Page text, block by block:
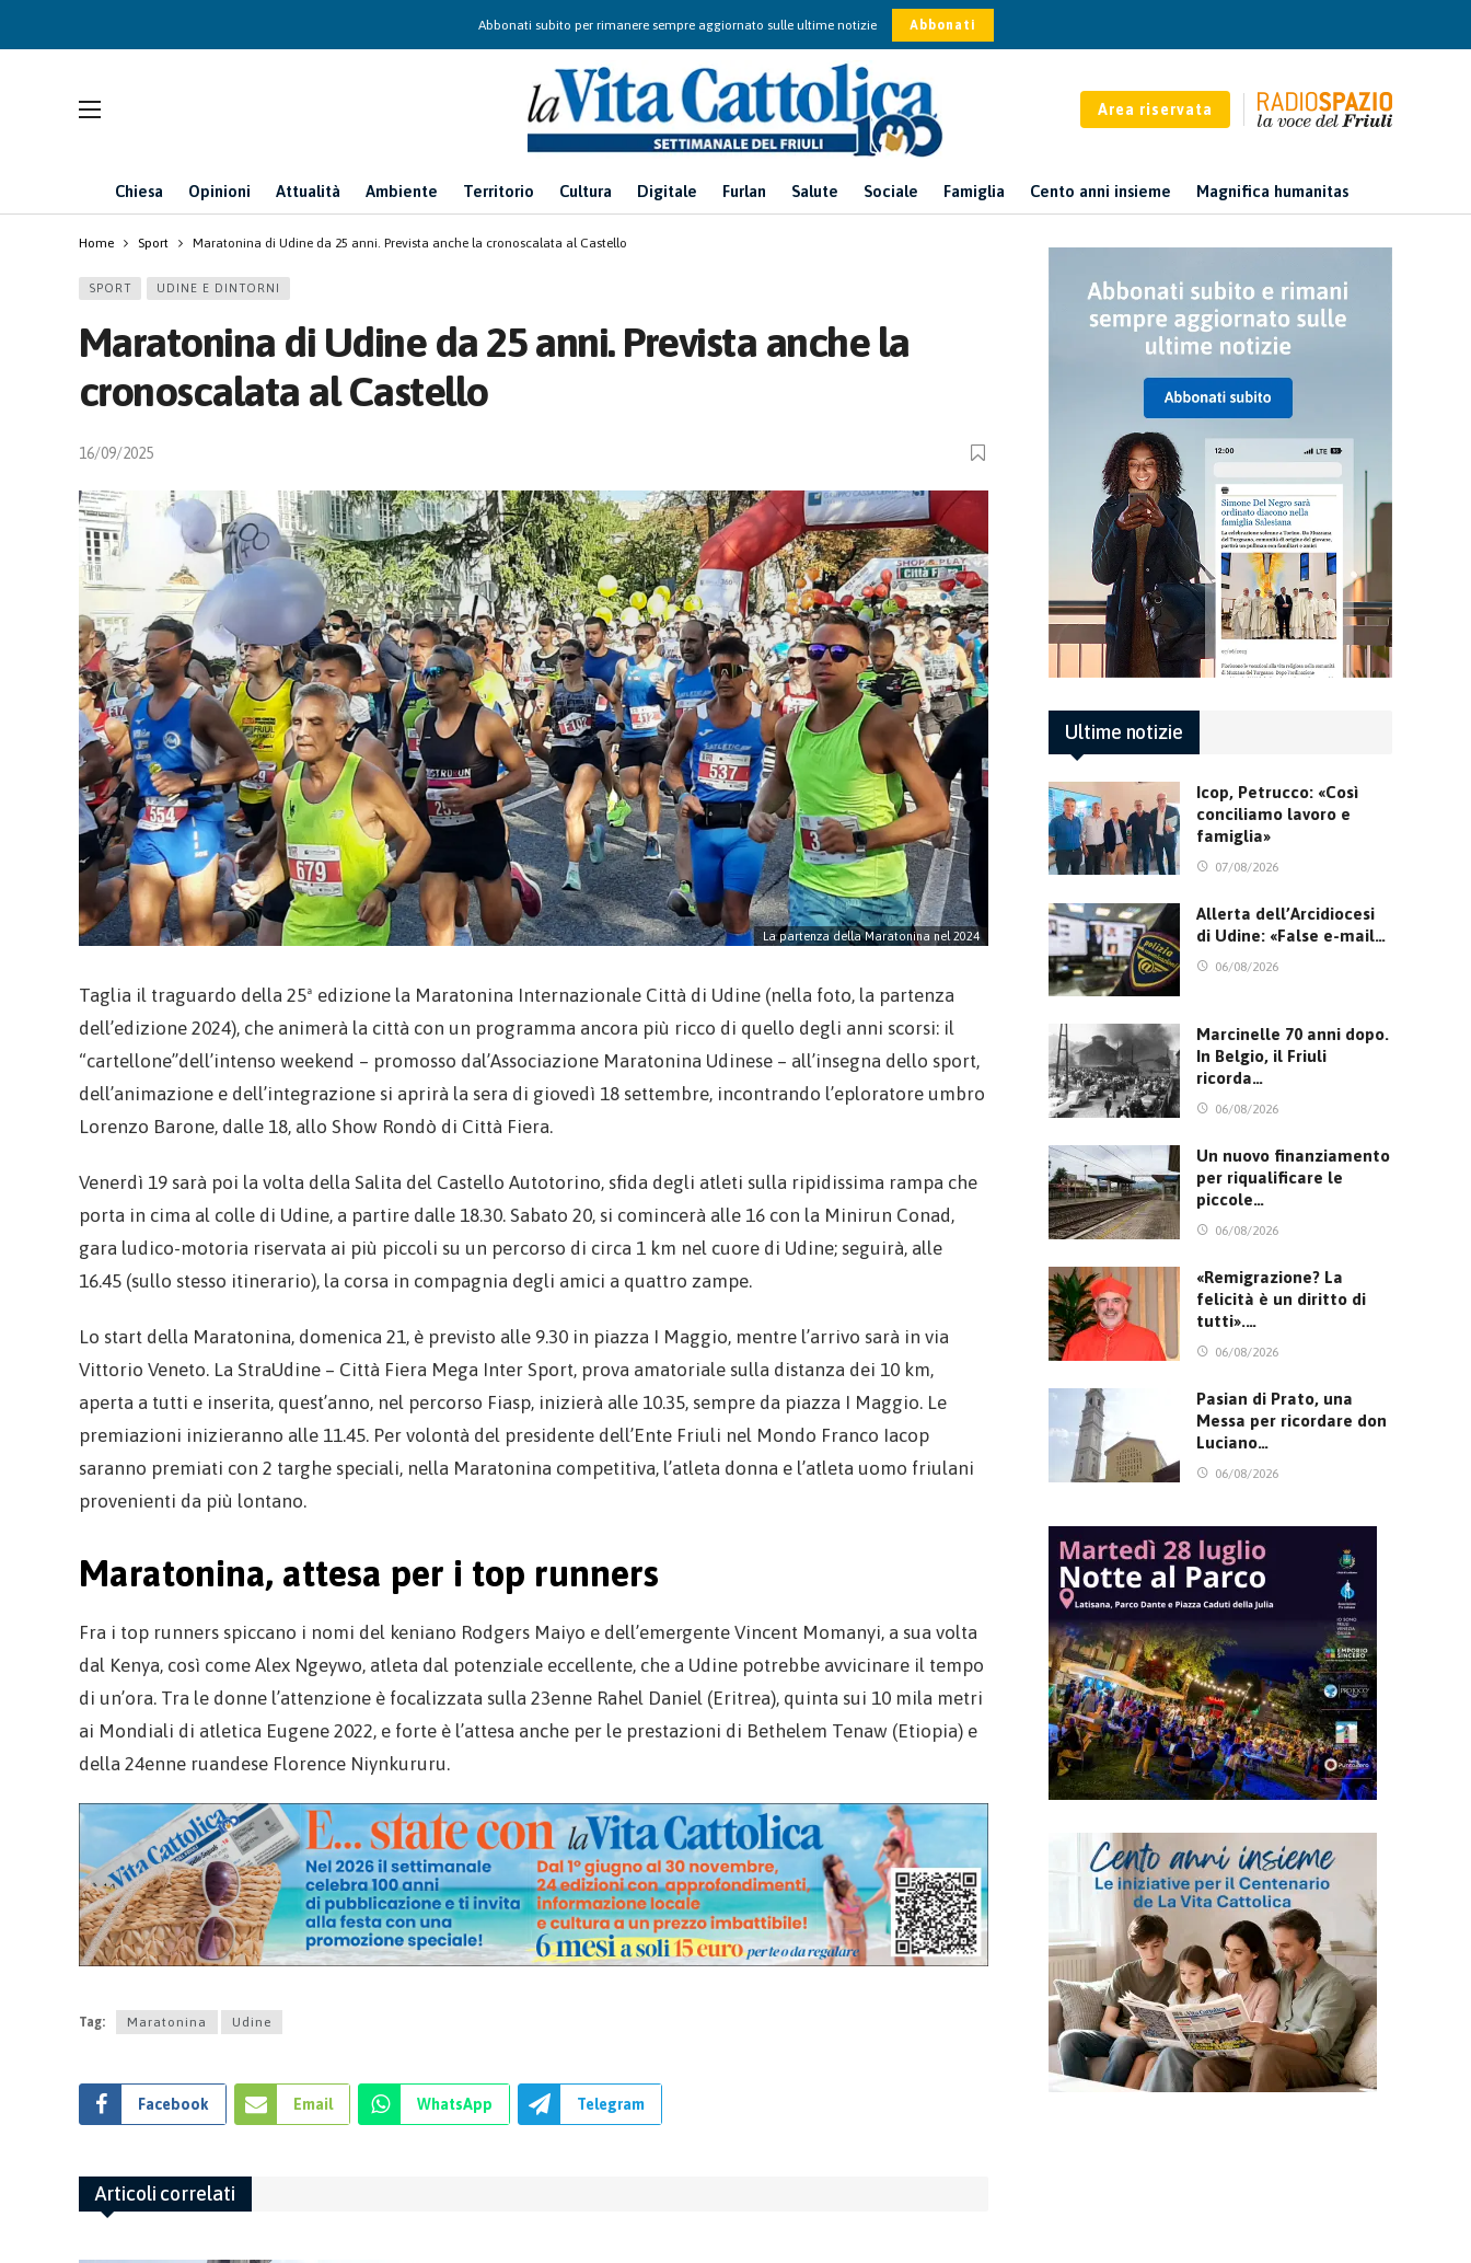
Abbonati subito per rimanere sempre aggiornato sulle ultime notizie Abbonati
Area riservata
Chiesa Opinioni Attualità Ambiente Territorio Cultura Digitale Furlan Salute Sociale Famiglia Cento anni insieme Magnifica humanitas
Home Sport Maratonina di Udine da 25 anni. Prevista anche la cronoscalata al Castello
SPORT UDINE E DINTORNI
Maratonina di Udine da 25 anni. Prevista anche la
cronoscalata al Castello
16/09/2025
La partenza della Maratonina nel 2024
Taglia il traguardo della 25ª edizione la Maratonina Internazionale Città di Udine (nella foto, la partenza
dell’edizione 2024), che animerà la città con un programma ancora più ricco di quello degli anni scorsi: il
“cartellone”dell’intenso weekend – promosso dal’Associazione Maratonina Udinese – all’insegna dello sport,
dell’animazione e dell’integrazione si aprirà la sera di giovedì 18 settembre, incontrando l’eploratore umbro
Lorenzo Barone, dalle 18, allo Show Rondò di Città Fiera.
Venerdì 19 sarà poi la volta della Salita del Castello Autotorino, sfida degli atleti sulla ripidissima rampa che
porta in cima al colle di Udine, a partire dalle 18.30. Sabato 20, si comincerà alle 16 con la Minirun Conad,
gara ludico-motoria riservata ai più piccoli su un percorso di circa 1 km nel cuore di Udine; seguirà, alle
16.45 (sullo stesso itinerario), la corsa in compagnia degli amici a quattro zampe.
Lo start della Maratonina, domenica 21, è previsto alle 9.30 in piazza I Maggio, mentre l’arrivo sarà in via
Vittorio Veneto. La StraUdine – Città Fiera Mega Inter Sport, prova amatoriale sulla distanza dei 10 km,
aperta a tutti e inserita, quest’anno, nel percorso Fiasp, inizierà alle 10.35, sempre da piazza I Maggio. Le
premiazioni inizieranno alle 11.45. Per volontà del presidente dell’Ente Friuli nel Mondo Franco Iacop
saranno premiati con 2 targhe speciali, nella Maratonina competitiva, l’atleta donna e l’atleta uomo friulani
provenienti da più lontano.
Maratonina, attesa per i top runners
Fra i top runners spiccano i nomi del keniano Rodgers Maiyo e dell’emergente Vincent Momanyi, a sua volta
dal Kenya, così come Alex Ngeywo, atleta dal potenziale eccellente, che a Udine potrebbe avvicinare il tempo
di un’ora. Tra le donne l’attenzione è focalizzata sulla 23enne Rahel Daniel (Eritrea), quinta sui 10 mila metri
ai Mondiali di atletica Eugene 2022, e forte è l’attesa anche per le prestazioni di Bethelem Tenaw (Etiopia) e
della 24enne ruandese Florence Niynkururu.
Tag: Maratonina Udine
Facebook Email WhatsApp Telegram
Articoli correlati
Ultime notizie
Icop, Petrucco: «Così
conciliamo lavoro e
famiglia»
07/08/2026
Allerta dell’Arcidiocesi
di Udine: «False e-mail…
06/08/2026
Marcinelle 70 anni dopo.
In Belgio, il Friuli
ricorda…
06/08/2026
Un nuovo finanziamento
per riqualificare le
piccole…
06/08/2026
«Remigrazione? La
felicità è un diritto di
tutti».…
06/08/2026
Pasian di Prato, una
Messa per ricordare don
Luciano…
06/08/2026